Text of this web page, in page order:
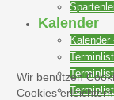
Kalender
Wir benutzen
Cookies